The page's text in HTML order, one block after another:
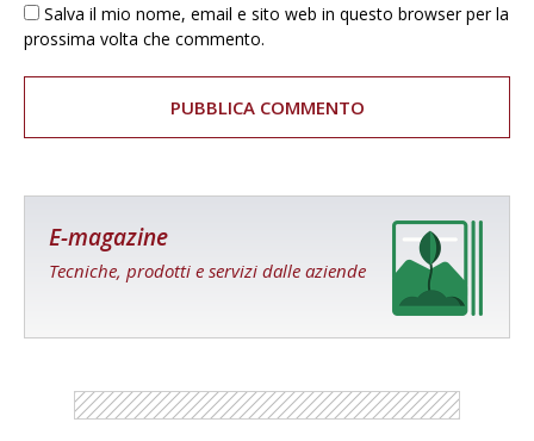
Salva il mio nome, email e sito web in questo browser per la
prossima volta che commento.
E-magazine
Tecniche, prodotti e servizi dalle aziende